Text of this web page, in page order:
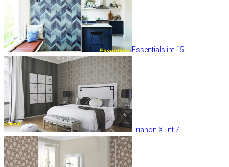
Essentials int 15
Trianon XI int 7